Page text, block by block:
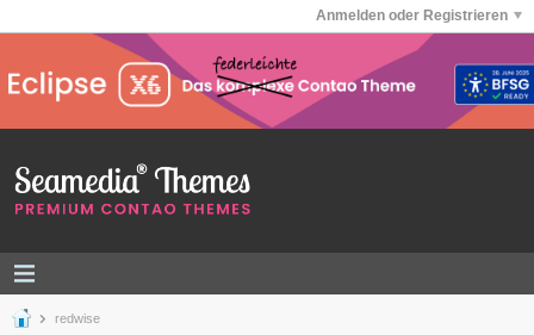
Anmelden oder Registrieren
redwise